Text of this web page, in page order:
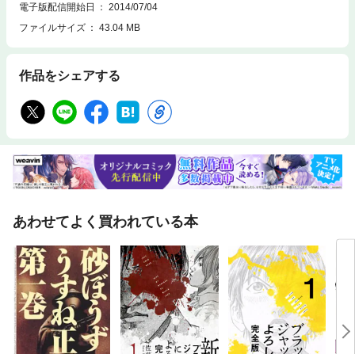
電子版配信開始日
2014/07/04
ファイルサイズ
43.04 MB
作品をシェアする
あわせてよく買われている本